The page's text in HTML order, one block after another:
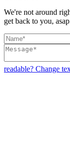
We're not around
get back to you,
readable? Change